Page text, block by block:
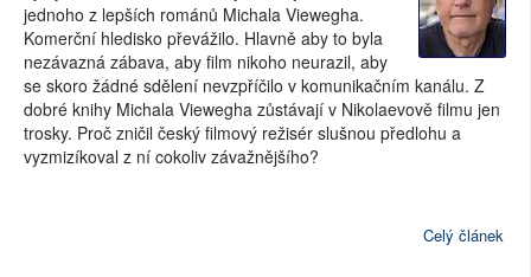
jednoho z lepších románů Michala Viewegha.
Komerční hledisko převážilo. Hlavně aby to byla
nezávazná zábava, aby film nikoho neurazil, aby
se skoro žádné sdělení nevzpříčilo v komunikačním kanálu. Z
dobré knihy Michala Viewegha zůstávají v Nikolaevově filmu jen
trosky. Proč zničil český filmový režisér slušnou předlohu a
vyzmizíkoval z ní cokoliv závažnějšího?
Celý článek